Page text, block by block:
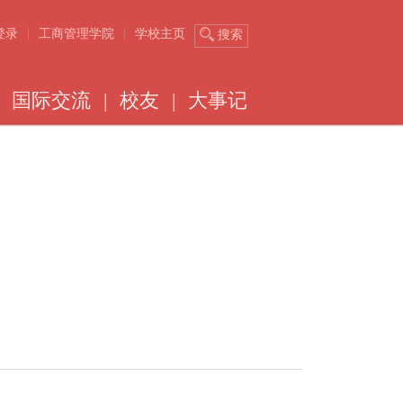
搜索
学校主页
工商管理学院
录
国际交流 | 校友 | 大事记